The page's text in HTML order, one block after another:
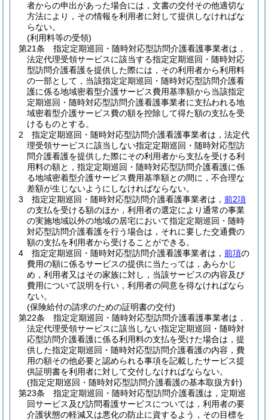
者からの申出があった場合には，文書の交付その他適切な
方法により，その情報を利用者に対して提供しなければな
らない。
(利用料等の受領)
第21条
指定定期巡回・随時対応型訪問介護看護事業者は，
法定代理受領サービスに該当する指定定期巡回・随時対応
型訪問介護看護を提供した際には，その利用者から利用料
の一部として，当該指定定期巡回・随時対応型訪問介護看
護に係る地域密着型介護サービス費用基準額から当該指定
定期巡回・随時対応型訪問介護看護事業者に支払われる地
域密着型介護サービス費の額を控除して得た額の支払を受
けるものとする。
2
指定定期巡回・随時対応型訪問介護看護事業者は，法定代
理受領サービスに該当しない指定定期巡回・随時対応型訪
問介護看護を提供した際にその利用者から支払を受ける利
用料の額と，指定定期巡回・随時対応型訪問介護看護に係
る地域密着型介護サービス費用基準額との間に，不合理な
差額が生じないようにしなければならない。
3
指定定期巡回・随時対応型訪問介護看護事業者は， 前2項
の支払を受ける額のほか，利用者の選定により通常の事業
の実施地域以外の地域の居宅において指定定期巡回・随時
対応型訪問介護看護を行う場合は，それに要した交通費の
額の支払を利用者から受けることができる。
4
指定定期巡回・随時対応型訪問介護看護事業者は， 前項の
費用の額に係るサービスの提供に当たっては，あらかじ
め，利用者又はその家族に対し，当該サービスの内容及び
費用について説明を行い，利用者の同意を得なければなら
ない。
(保険給付の請求のための証明書の交付)
第22条
指定定期巡回・随時対応型訪問介護看護事業者は，
法定代理受領サービスに該当しない指定定期巡回・随時対
応型訪問介護看護に係る利用料の支払を受けた場合は，提
供した指定定期巡回・随時対応型訪問介護看護の内容，費
用の額その他必要と認められる事項を記載したサービス提
供証明書を利用者に対して交付しなければならない。
(指定定期巡回・随時対応型訪問介護看護の基本取扱方針)
第23条
指定定期巡回・随時対応型訪問介護看護は，定期巡
回サービス及び訪問看護サービスについては，利用者の要
介護状態の軽減又は悪化の防止に資するよう，その目標を